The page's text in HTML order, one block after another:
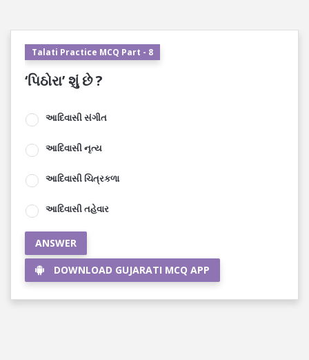
Talati Practice MCQ Part - 8
‘પિઠોરા’ શું છે ?
આદિવાસી સંગીત
આદિવાસી નૃત્ય
આદિવાસી ચિત્રકળા
આદિવાસી તહેવાર
ANSWER
DOWNLOAD GUJARATI MCQ APP